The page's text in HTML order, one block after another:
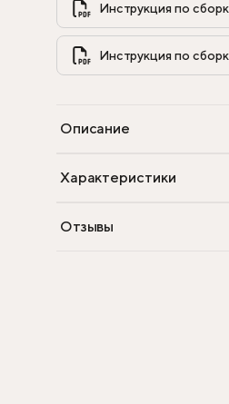
Инструкция по
Инструкция по
Описание
Характеристики
Отзывы